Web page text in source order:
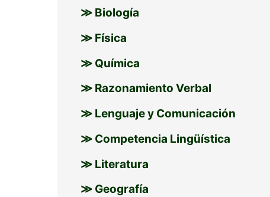
≫ Biología
≫ Física
≫ Química
≫ Razonamiento Verbal
≫ Lenguaje y Comunicación
≫ Competencia Lingüística
≫ Literatura
≫ Geografía